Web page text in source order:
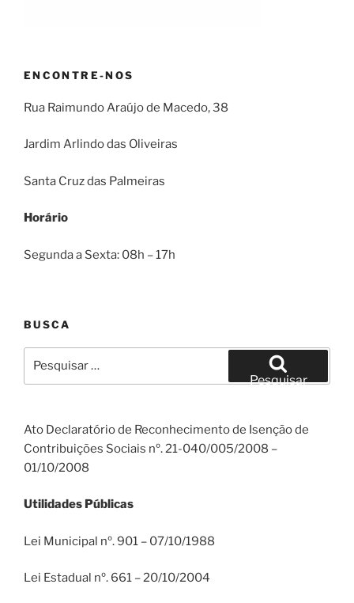
ENCONTRE-NOS
Rua Raimundo Araújo de Macedo, 38
Jardim Arlindo das Oliveiras
Santa Cruz das Palmeiras
Horário
Segunda a Sexta: 08h – 17h
BUSCA
por:
Pesquisar
Ato Declaratório de Reconhecimento de Isenção de
Contribuições Sociais nº. 21-040/005/2008 –
01/10/2008
Utilidades Públicas
Lei Municipal nº. 901 – 07/10/1988
Lei Estadual nº. 661 – 20/10/2004